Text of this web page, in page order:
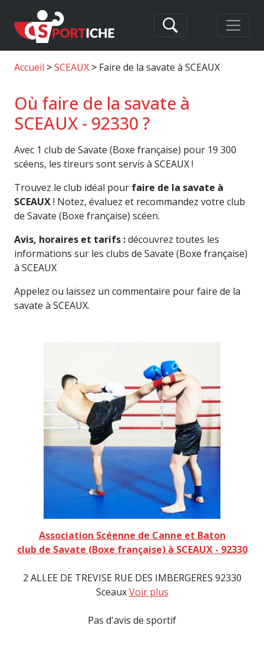
Accueil SCEAUX Faire de la savate à SCEAUX
Où faire de la savate à
SCEAUX - 92330 ?
Avec 1 club de Savate (Boxe française) pour 19 300
scéens, les tireurs sont servis à SCEAUX !
Trouvez le club idéal pour faire de la savate à
SCEAUX! Notez, évaluez et recommandez votre club
de Savate (Boxe française) scéen.
Avis, horaires et tarifs :découvrez toutes les
informations sur les clubs de Savate (Boxe française)
à SCEAUX
Appelez ou laissez un commentaire pour faire de la
savate à SCEAUX.
Association Scéenne de Canne et Baton
club de Savate (Boxe française) à SCEAUX - 92330
2 ALLEE DE TREVISE RUE DES IMBERGERES 92330
SceauxVoir plus
Pas d'avis de sportif